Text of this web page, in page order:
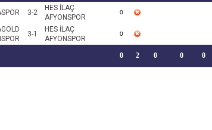
3-2
HES İLAÇ
AFYONSPOR
0
3-1
HES İLAÇ
AFYONSPOR
0
0 2 0 0 0